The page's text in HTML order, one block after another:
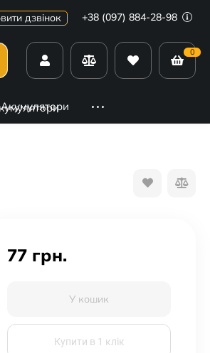
дзвінок +38 (097) 884-28-98
0
Акумулятори
77 грн.
У кошик
Купити в 1 клік